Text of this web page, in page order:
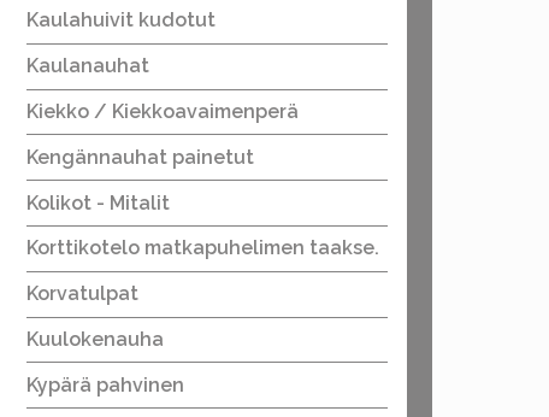
Kaulahuivit kudotut
Kaulanauhat
Kiekko / Kiekkoavaimenperä
Kengännauhat painetut
Kolikot - Mitalit
Korttikotelo matkapuhelimen taakse.
Korvatulpat
Kuulokenauha
Kypärä pahvinen